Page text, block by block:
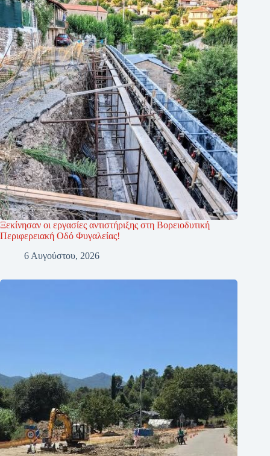
Ξεκίνησαν οι εργασίες αντιστήριξης στη Βορειοδυτική
Περιφερειακή Οδό Φυγαλείας!
6 Αυγούστου, 2026